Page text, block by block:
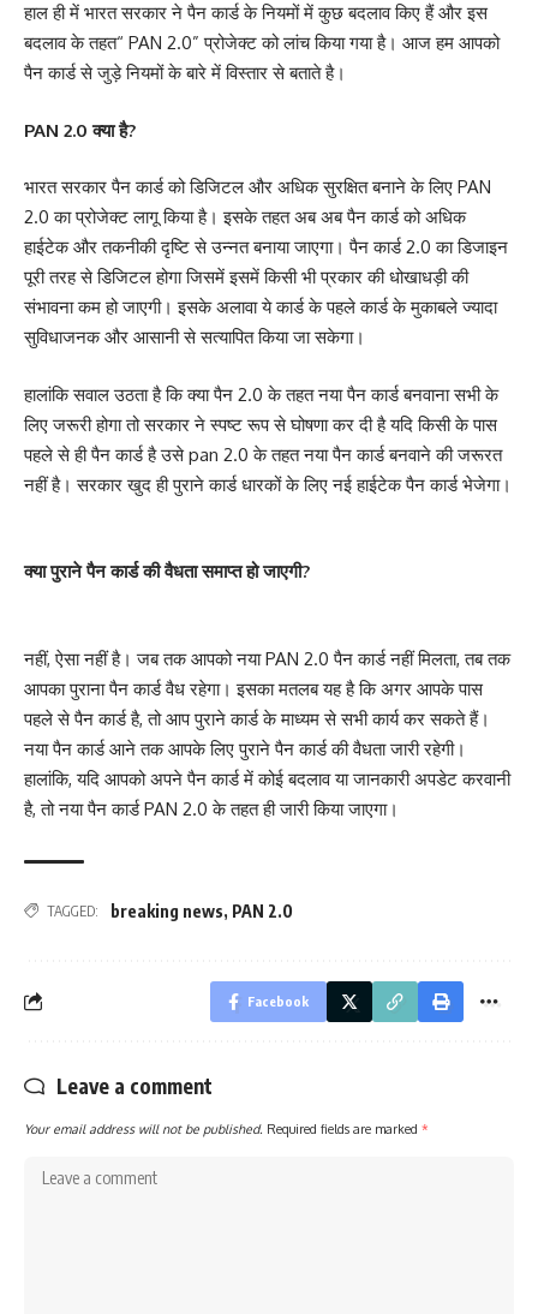
हाल ही में भारत सरकार ने पैन कार्ड के नियमों में कुछ बदलाव किए हैं और इस
बदलाव के तहत“ PAN 2.0” प्रोजेक्ट को लांच किया गया है। आज हम आपको
पैन कार्ड से जुड़े नियमों के बारे में विस्तार से बताते है।
PAN 2.0 क्या है?
भारत सरकार पैन कार्ड को डिजिटल और अधिक सुरक्षित बनाने के लिए PAN
2.0 का प्रोजेक्ट लागू किया है। इसके तहत अब अब पैन कार्ड को अधिक
हाईटेक और तकनीकी दृष्टि से उन्नत बनाया जाएगा। पैन कार्ड 2.0 का डिजाइन
पूरी तरह से डिजिटल होगा जिसमें इसमें किसी भी प्रकार की धोखाधड़ी की
संभावना कम हो जाएगी। इसके अलावा ये कार्ड के पहले कार्ड के मुकाबले ज्यादा
सुविधाजनक और आसानी से सत्यापित किया जा सकेगा।
हालांकि सवाल उठता है कि क्या पैन 2.0 के तहत नया पैन कार्ड बनवाना सभी के
लिए जरूरी होगा तो सरकार ने स्पष्ट रूप से घोषणा कर दी है यदि किसी के पास
पहले से ही पैन कार्ड है उसे pan 2.0 के तहत नया पैन कार्ड बनवाने की जरूरत
नहीं है। सरकार खुद ही पुराने कार्ड धारकों के लिए नई हाईटेक पैन कार्ड भेजेगा।
क्या पुराने पैन कार्ड की वैधता समाप्त हो जाएगी?
नहीं, ऐसा नहीं है। जब तक आपको नया PAN 2.0 पैन कार्ड नहीं मिलता, तब तक
आपका पुराना पैन कार्ड वैध रहेगा। इसका मतलब यह है कि अगर आपके पास
पहले से पैन कार्ड है, तो आप पुराने कार्ड के माध्यम से सभी कार्य कर सकते हैं।
नया पैन कार्ड आने तक आपके लिए पुराने पैन कार्ड की वैधता जारी रहेगी।
हालांकि, यदि आपको अपने पैन कार्ड में कोई बदलाव या जानकारी अपडेट करवानी
है, तो नया पैन कार्ड PAN 2.0 के तहत ही जारी किया जाएगा।
TAGGED: breaking news, PAN 2.0
Facebook
Leave a comment
Your email address will not be published. Required fields are marked *